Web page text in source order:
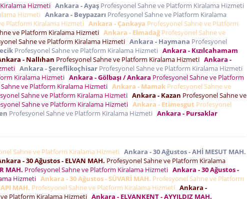
Hizmeti Ankara - Ayaş Profesyonel Sahne ve Platform Kiralama Hizmeti
Hizmeti Ankara - Beypazarı Profesyonel Sahne ve Platform Kiralama
Platform Kiralama Hizmeti Ankara - Çankaya Profesyonel Sahne ve Platform
ve Platform Kiralama Hizmeti Ankara - Elmadağ Profesyonel Sahne ve
Sahne ve Platform Kiralama Hizmeti Ankara - Haymana Profesyonel
Profesyonel Sahne ve Platform Kiralama Hizmeti Ankara - Kızılcahamam
- Nallıhan Profesyonel Sahne ve Platform Kiralama Hizmeti Ankara -
Ankara - Şereflikoçhisar Profesyonel Sahne ve Platform Kiralama Hizmeti
Kiralama Hizmeti Ankara - Gölbaşı / Ankara Profesyonel Sahne ve Platform
ve Platform Kiralama Hizmeti Ankara - Mamak Profesyonel Sahne ve
Sahne ve Platform Kiralama Hizmeti Ankara - Kazan Profesyonel Sahne ve
Sahne ve Platform Kiralama Hizmeti Ankara - Etimesgut Profesyonel
Profesyonel Sahne ve Platform Kiralama Hizmeti Ankara - Pursaklar
Sahne ve Platform Kiralama Hizmeti Ankara - 30 Ağustos - AHİ MESUT MAH.
- 30 Ağustos - ELVAN MAH. Profesyonel Sahne ve Platform Kiralama
MAH. Profesyonel Sahne ve Platform Kiralama Hizmeti Ankara - 30 Ağustos -
Hizmeti Ankara - 30 Ağustos - SÜVARİ MAH. Profesyonel Sahne ve Platform
MAH. Profesyonel Sahne ve Platform Kiralama Hizmeti Ankara -
Platform Kiralama Hizmeti Ankara - ELVANKENT - AYYILDIZ MAH.